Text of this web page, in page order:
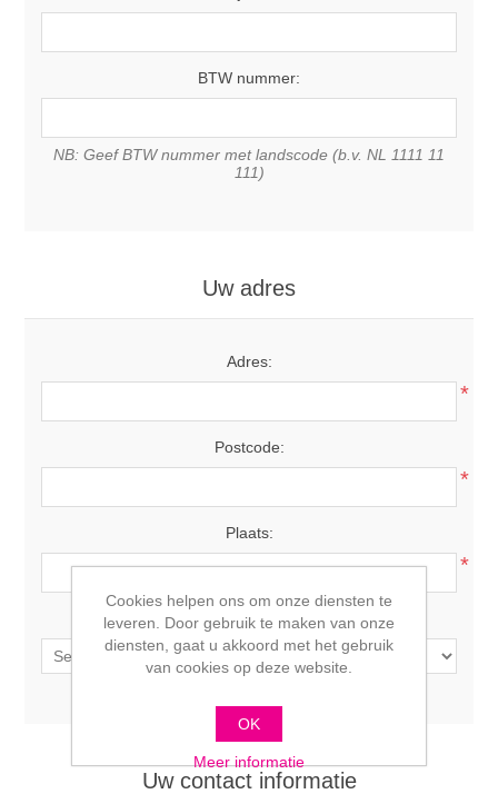
BTW nummer:
NB: Geef BTW nummer met landscode (b.v. NL 1111 11
111)
Uw adres
Adres:
*
Postcode:
*
Plaats:
*
Land:
Uw contact informatie
Cookies helpen ons om onze diensten te
leveren. Door gebruik te maken van onze
diensten, gaat u akkoord met het gebruik
van cookies op deze website.
OK
Meer informatie